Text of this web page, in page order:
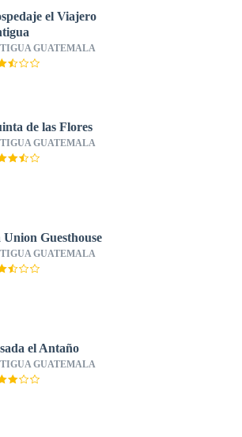
el Viajero
GUATEMALA
de las Flores
GUATEMALA
Union Guesthouse
GUATEMALA
el Antaño
GUATEMALA